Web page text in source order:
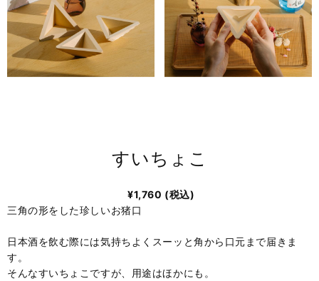
すいちょこ
¥1,760 (税込)
三角の形をした珍しいお猪口
日本酒を飲む際には気持ちよくスーッと角から口元まで届きま
す。
そんなすいちょこですが、用途はほかにも。